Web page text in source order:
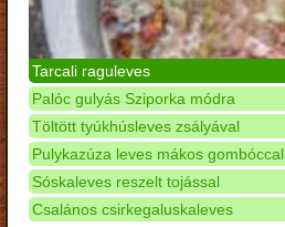
Tarcali raguleves
Palóc gulyás Sziporka módra
Töltött tyúkhúsleves zsályával
Pulykazúza leves mákos gombóccal
Sóskaleves reszelt tojással
Csalános csirkegaluskaleves